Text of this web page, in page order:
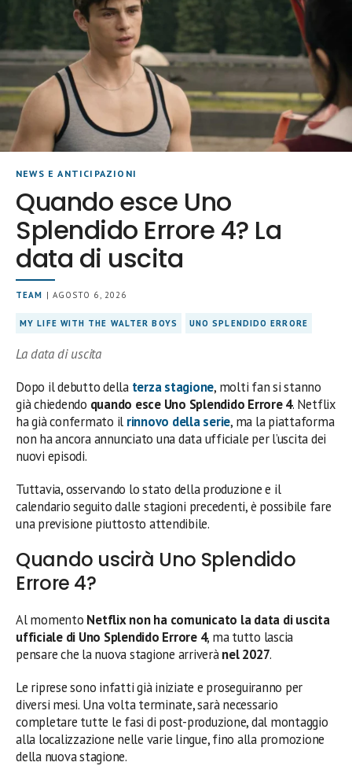
NEWS E ANTICIPAZIONI
Quando esce Uno
Splendido Errore 4? La
data di uscita
TEAM | AGOSTO 6, 2026
MY LIFE WITH THE WALTER BOYS UNO SPLENDIDO ERRORE
La data di uscita
Dopo il debutto della terza stagione, molti fan si stanno
già chiedendo quando esce Uno Splendido Errore 4. Netflix
ha già confermato il rinnovo della serie, ma la piattaforma
non ha ancora annunciato una data ufficiale per l’uscita dei
nuovi episodi.
Tuttavia, osservando lo stato della produzione e il
calendario seguito dalle stagioni precedenti, è possibile fare
una previsione piuttosto attendibile.
Quando uscirà Uno Splendido
Errore 4?
Al momento Netflix non ha comunicato la data di uscita
ufficiale di Uno Splendido Errore 4, ma tutto lascia
pensare che la nuova stagione arriverànel 2027.
Le riprese sono infatti già iniziate e proseguiranno per
diversi mesi. Una volta terminate, sarà necessario
completare tutte le fasi di post-produzione, dal montaggio
alla localizzazione nelle varie lingue, fino alla promozione
della nuova stagione.